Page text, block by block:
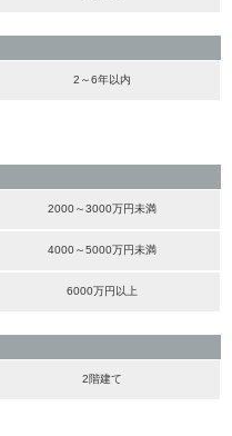
2～6年以内
2000～3000万円未満
4000～5000万円未満
6000万円以上
2階建て